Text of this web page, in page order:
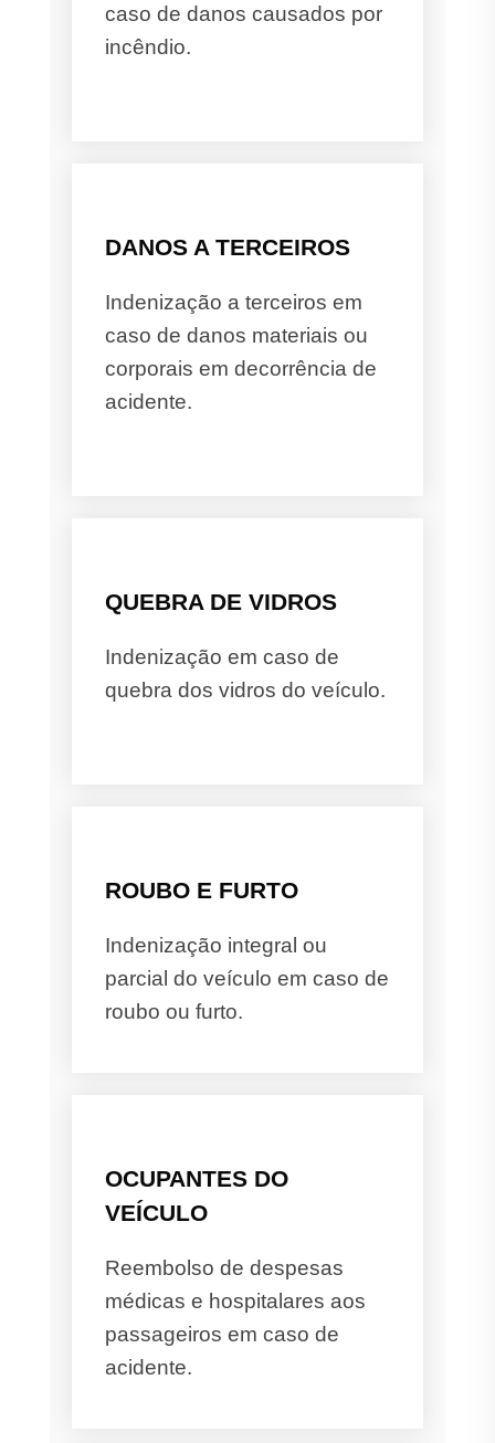
caso de danos causados por
incêndio.
DANOS A TERCEIROS
Indenização a terceiros em
caso de danos materiais ou
corporais em decorrência de
acidente.
QUEBRA DE VIDROS
Indenização em caso de
quebra dos vidros do veículo.
ROUBO E FURTO
Indenização integral ou
parcial do veículo em caso de
roubo ou furto.
OCUPANTES DO
VEÍCULO
Reembolso de despesas
médicas e hospitalares aos
passageiros em caso de
acidente.